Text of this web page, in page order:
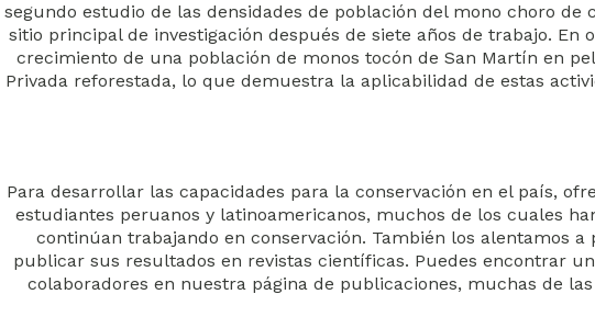
segundo estudio de las densidades de población del mono choro
sitio principal de investigación después de siete años de trabajo.
crecimiento de una población de monos tocón de San Martín en
Privada reforestada, lo que demuestra la aplicabilidad de estas
Para desarrollar las capacidades para la conservación en el país,
estudiantes peruanos y latinoamericanos, muchos de los cuales
continúan trabajando en conservación. También los alentamos
publicar sus resultados en revistas científicas. Puedes encontrar
colaboradores en nuestra página de publicaciones, muchas de